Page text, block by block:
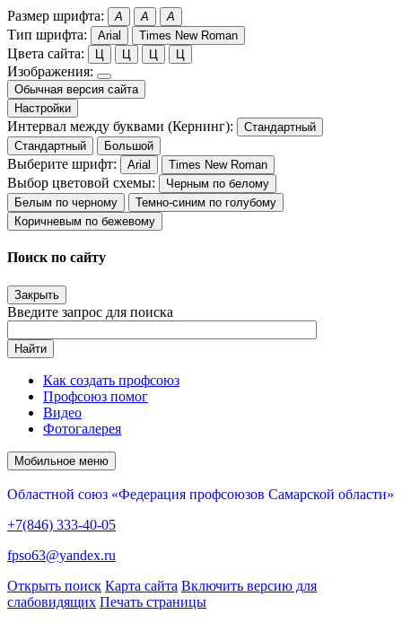
Размер шрифта: A A A
Тип шрифта: Arial Times New Roman
Цвета сайта: Ц Ц Ц Ц
Изображения:
Обычная версия сайта
Настройки
Интервал между буквами (Кернинг):
Стандартный
Стандартный
Большой
Выберите шрифт: Arial Times New Roman
Выбор цветовой схемы:
Черным по белому
Белым по черному
Темно-синим по голубому
Коричневым по бежевому
Поиск по сайту
Закрыть
Введите запрос для поиска
Найти
Как создать профсоюз
Профсоюз помог
Видео
Фотогалерея
Мобильное меню
Областной союз «Федерация профсоюзов Самарской области»
+7(846) 333-40-05
fpso63@yandex.ru
Открыть поиск Карта сайта Включить версию для
слабовидящих Печать страницы